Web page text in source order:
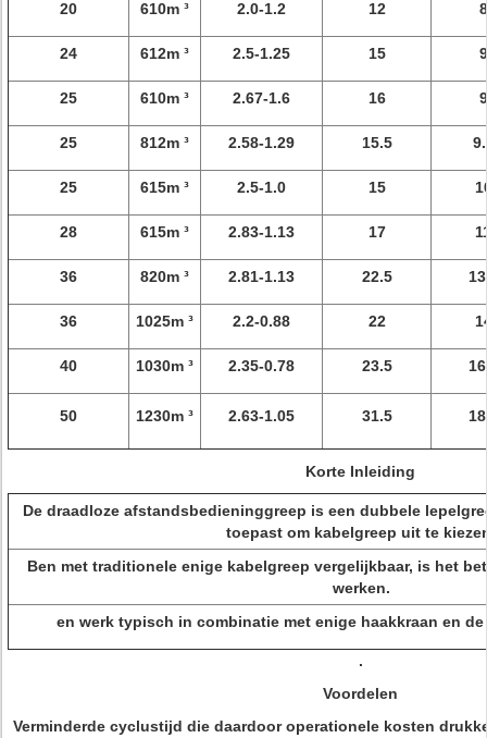
20 610m ³ 2.0-1.2 12 8
24 612m ³ 2.5-1.25 15 9
25 610m ³ 2.67-1.6 16 9
25 812m ³ 2.58-1.29 15.5
25 615m ³ 2.5-1.0 15
28 615m ³ 2.83-1.13 17
36 820m ³ 2.81-1.13 22.5
36 1025m ³ 2.2-0.88 22
40 1030m ³ 2.35-0.78 23.5
50 1230m ³ 2.63-1.05 31.5
Korte Inleiding
De draadloze afstandsbedieninggreep is een dubbele
toepast om kabelgreep uit te
Ben met traditionele enige kabelgreep vergelijkbaar, is het
werken.
en werk typisch in combinatie met enige haakkraan en
.
Voordelen
Verminderde cyclustijd die daardoor operationele kosten